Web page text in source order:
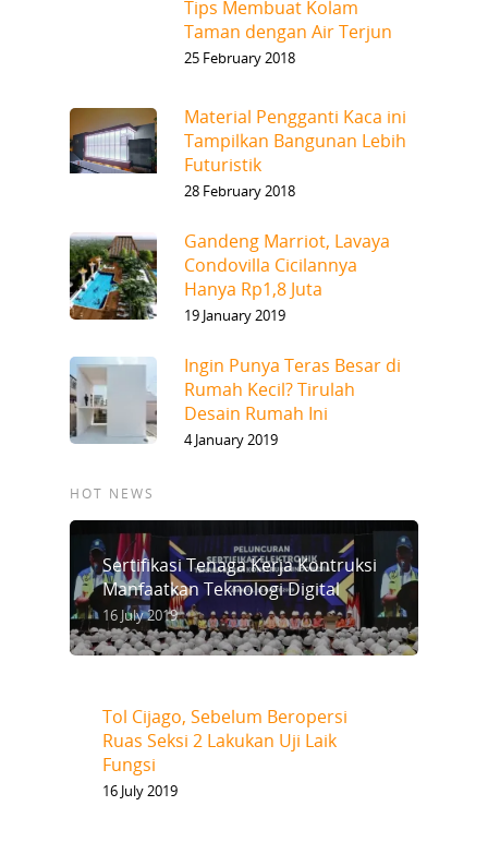
Tips Membuat Kolam
Taman dengan Air Terjun
25 February 2018
Material Pengganti Kaca ini
Tampilkan Bangunan Lebih
Futuristik
28 February 2018
Gandeng Marriot, Lavaya
Condovilla Cicilannya
Hanya Rp1,8 Juta
19 January 2019
Ingin Punya Teras Besar di
Rumah Kecil? Tirulah
Desain Rumah Ini
4 January 2019
HOT NEWS
Sertifikasi Tenaga Kerja Kontruksi
Manfaatkan Teknologi Digital
16 July 2019
Tol Cijago, Sebelum Beropersi
Ruas Seksi 2 Lakukan Uji Laik
Fungsi
16 July 2019